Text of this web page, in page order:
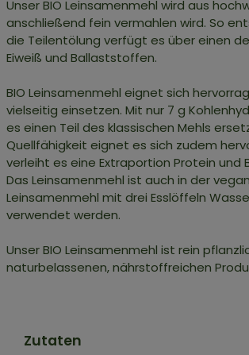
Unser BIO Leinsamenmehl wird aus
anschließend fein vermahlen wird. So
die Teilentölung verfügt es über einen
Eiweiß und Ballaststoffen.
BIO Leinsamenmehl eignet sich
vielseitig einsetzen. Mit nur 7 g
es einen Teil des klassischen Mehls
Quellfähigkeit eignet es sich zudem
verleiht es eine Extraportion Protein
Das Leinsamenmehl ist auch in der
Leinsamenmehl mit drei Esslöffeln
verwendet werden.
Unser BIO Leinsamenmehl ist rein
naturbelassenen, nährstoffreichen
Zutaten